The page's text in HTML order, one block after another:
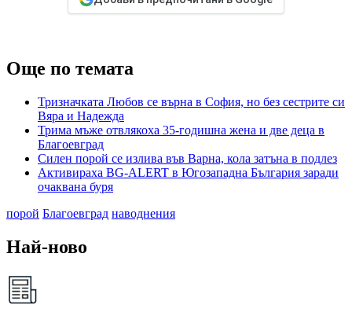
Още по темата
Тризначката Любов се върна в София, но без сестрите си
Вяра и Надежда
Трима мъже отвлякоха 35-годишна жена и две деца в
Благоевград
Силен порой се излива във Варна, кола затъна в подлез
Активираха BG-ALERT в Югозападна България заради
очаквана буря
порой Благоевград наводнения
Най-ново